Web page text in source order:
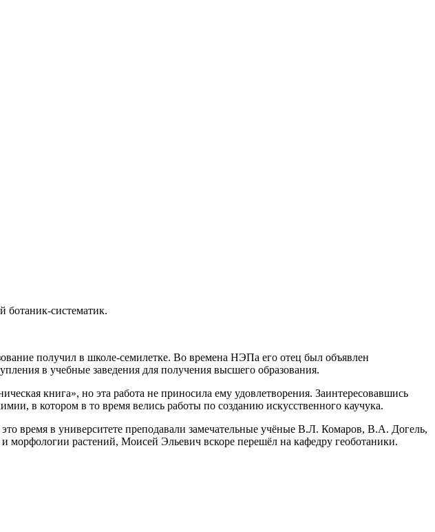
систематик.
получил в школе-семилетке. Во времена НЭПа его отец был объявлен
в учебные заведения для получения высшего образования.
книга», но эта работа не приносила ему удовлетворения. Заинтересовавшись
в котором в то время велись работы по созданию искусственного каучука.
время в университете преподавали замечательные учёные В.Л. Комаров, В.А. Догель,
растений, Моисей Эльевич вскоре перешёл на кафедру геоботаники.